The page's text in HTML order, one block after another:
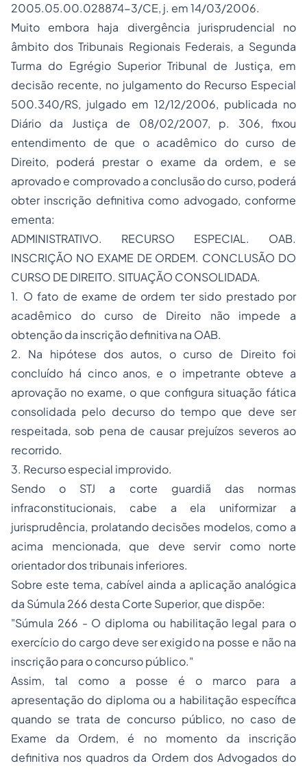
2005.05.00.028874-3/CE, j. em 14/03/2006.
Muito embora haja divergência jurisprudencial no
âmbito dos Tribunais Regionais Federais, a Segunda
Turma do Egrégio Superior Tribunal de Justiça, em
decisão recente, no julgamento do Recurso Especial
500.340/RS, julgado em 12/12/2006, publicada no
Diário da Justiça de 08/02/2007, p. 306, fixou
entendimento de que o acadêmico do curso de
Direito, poderá prestar o exame da ordem, e se
aprovado e comprovado a conclusão do curso, poderá
obter inscrição definitiva como advogado, conforme
ementa:
ADMINISTRATIVO. RECURSO ESPECIAL. OAB.
INSCRIÇÃO NO EXAME DE ORDEM. CONCLUSÃO DO
CURSO DE DIREITO. SITUAÇÃO CONSOLIDADA.
1. O fato de exame de ordem ter sido prestado por
acadêmico do curso de Direito não impede a
obtenção da inscrição definitiva na OAB.
2. Na hipótese dos autos, o curso de Direito foi
concluído há cinco anos, e o impetrante obteve a
aprovação no exame, o que configura situação fática
consolidada pelo decurso do tempo que deve ser
respeitada, sob pena de causar prejuízos severos ao
recorrido.
3. Recurso especial improvido.
Sendo o STJ a corte guardiã das normas
infraconstitucionais, cabe a ela uniformizar a
jurisprudência, prolatando decisões modelos, como a
acima mencionada, que deve servir como norte
orientador dos tribunais inferiores.
Sobre este tema, cabível ainda a aplicação analógica
da Súmula 266 desta Corte Superior, que dispõe:
"Súmula 266 - O diploma ou habilitação legal para o
exercício do cargo deve ser exigido na posse e não na
inscrição para o concurso público."
Assim, tal como a posse é o marco para a
apresentação do diploma ou a habilitação específica
quando se trata de concurso público, no caso de
Exame da Ordem, é no momento da inscrição
definitiva nos quadros da Ordem dos Advogados do